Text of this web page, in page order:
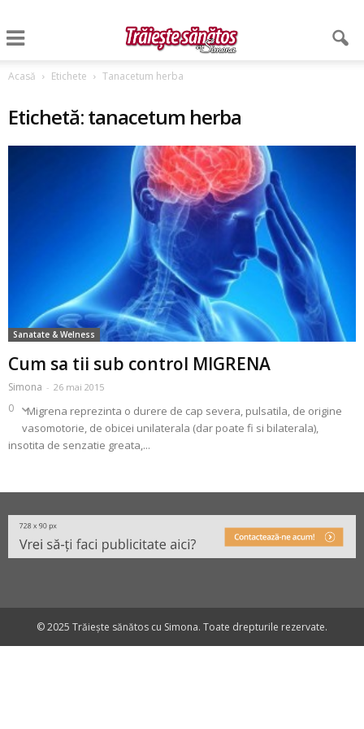
Acasă Etichete Tanacetum herba
Etichetă: tanacetum herba
Sanatate & Welness
Cum sa tii sub control MIGRENA
Simona - 26 mai 2015
0 Migrena reprezinta o durere de cap severa, pulsatila, de origine
vasomotorie, de obicei unilaterala (dar poate fi si bilaterala),
insotita de senzatie greata,...
© 2025 Trăiește sănătos cu Simona. Toate drepturile rezervate.